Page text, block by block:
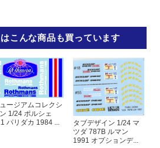
こんな商品も買っています
ージアムコレクシ
1/24 ポルシェ
パリダカ 1984 ...
タブデザイン 1/24 マ
ツダ 787B ルマン
1991 オプションデ...